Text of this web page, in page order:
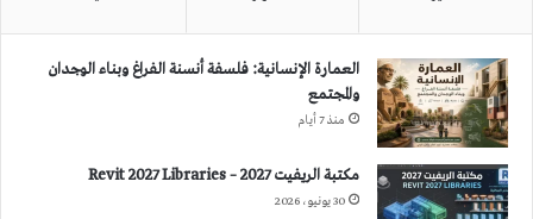
العمارة الإنسانية: فلسفة أنسنة الفراغ وبناء الوجدان
والمجتمع
منذ 7 أيام
مكتبة الريفيت 2027 – Revit 2027 Libraries
30 يونيو، 2026